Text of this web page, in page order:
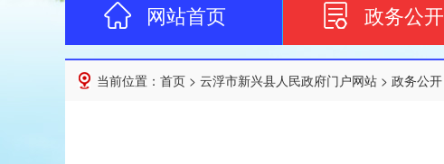
网站首页 政务公开
当前位置： 首页 > 云浮市新兴县人民政府门户网站 > 政务公开